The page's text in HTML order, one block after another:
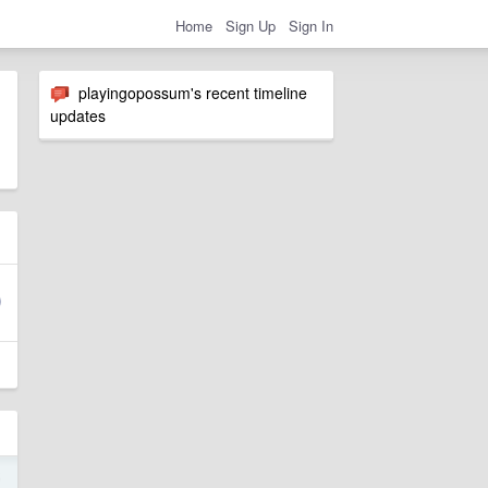
Home Sign Up Sign In
playingopossum's recent timeline
updates